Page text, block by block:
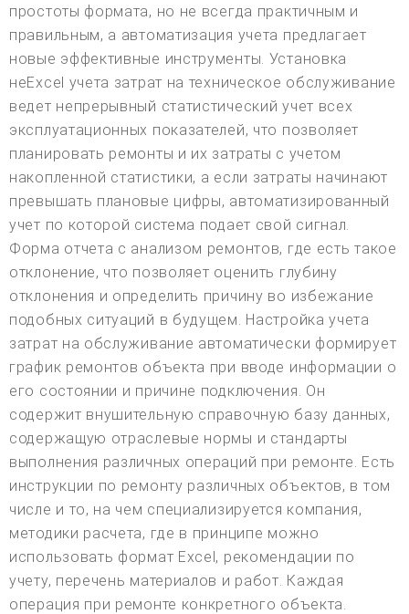
простоты формата, но не всегда практичным и
правильным, а автоматизация учета предлагает
новые эффективные инструменты. Установка
неExcel учета затрат на техническое обслуживание
ведет непрерывный статистический учет всех
эксплуатационных показателей, что позволяет
планировать ремонты и их затраты с учетом
накопленной статистики, а если затраты начинают
превышать плановые цифры, автоматизированный
учет по которой система подает свой сигнал.
Форма отчета с анализом ремонтов, где есть такое
отклонение, что позволяет оценить глубину
отклонения и определить причину во избежание
подобных ситуаций в будущем. Настройка учета
затрат на обслуживание автоматически формирует
график ремонтов объекта при вводе информации о
его состоянии и причине подключения. Он
содержит внушительную справочную базу данных,
содержащую отраслевые нормы и стандарты
выполнения различных операций при ремонте. Есть
инструкции по ремонту различных объектов, в том
числе и то, на чем специализируется компания,
методики расчета, где в принципе можно
использовать формат Excel, рекомендации по
учету, перечень материалов и работ. Каждая
операция при ремонте конкретного объекта.